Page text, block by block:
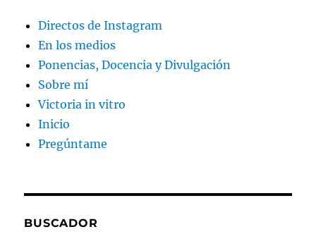
Directos de Instagram
En los medios
Ponencias, Docencia y Divulgación
Sobre mí
Victoria in vitro
Inicio
Pregúntame
BUSCADOR